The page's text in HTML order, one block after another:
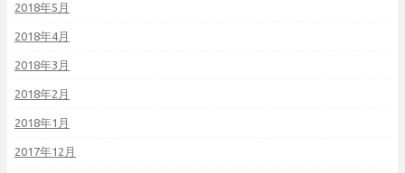
2018年5月
2018年4月
2018年3月
2018年2月
2018年1月
2017年12月